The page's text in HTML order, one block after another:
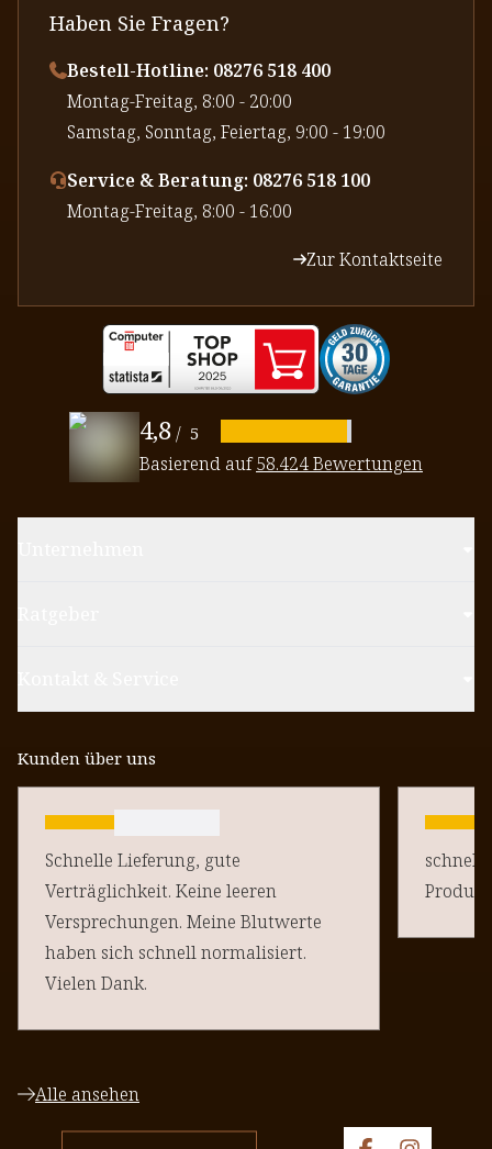
Haben Sie Fragen?
Bestell-Hotline: 08276 518 400
⁠Montag-Freitag, 8:00 - 20:00
⁠Samstag, Sonntag, Feiertag, 9:00 - 19:00
Service & Beratung: 08276 518 100
⁠Montag-Freitag, 8:00 - 16:00
Zur Kontaktseite
4,8/ 5
Basierend auf58.424 Bewertungen
Kunden über uns
Schnelle Lieferung, gute
Verträglichkeit. Keine leeren
Versprechungen. Meine Blutwerte
haben sich schnell normalisiert.
Vielen Dank.
Alle ansehen